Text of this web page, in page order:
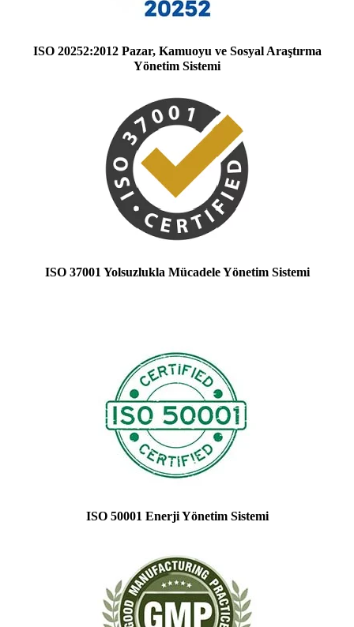
ISO 20252:2012 Pazar, Kamuoyu ve Sosyal Araştırma
Yönetim Sistemi
ISO 37001 Yolsuzlukla Mücadele Yönetim Sistemi
ISO 50001 Enerji Yönetim Sistemi